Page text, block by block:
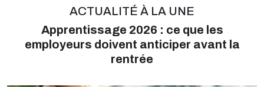
ACTUALITÉ À LA UNE
Apprentissage 2026 : ce que les
employeurs doivent anticiper avant la
rentrée